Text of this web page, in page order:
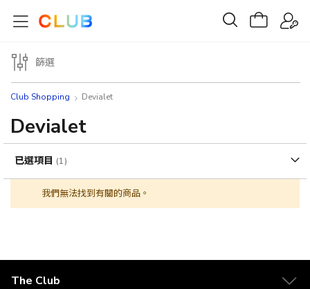
Club Shopping Devialet
Devialet
我們無法找到有關的商品。
篩選
已選項目
The Club